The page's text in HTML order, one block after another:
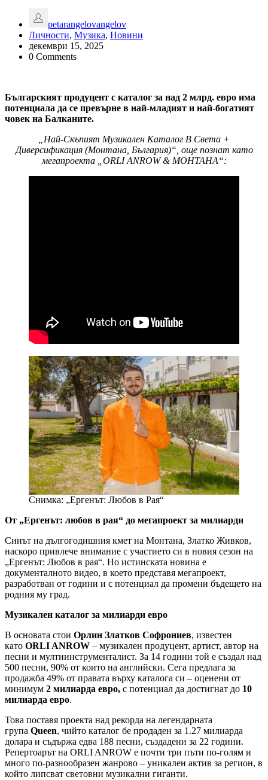
petarangelovangelov
Личности, Музика, Новини
декември 15, 2025
0 Comments
Българският продуцент с каталог за над 2 млрд. евро има
потенциала да се превърне в най-младият и най-богатият
човек на Балканите.
„Най-Скъпият Музикален Каталог В Света +
Диверсификация (Монтана, България)“, още познат като
мегапроекта „ORLI ANROW & МОНТАНА“:
Снимка: „Ергенът: Любов в Рая“
От „Ергенът: любов в рая“ до мегапроект за милиарди
Синът на дългогодишния кмет на Монтана, Златко Живков,
наскоро привлече внимание с участието си в новия сезон на
„Ергенът: Любов в рая“. Но истинската новина е
документалното видео, в което представя мегапроект,
разработван от години и с потенциал да промени бъдещето на
родния му град.
Музикален каталог за милиарди евро
В основата стои Орлин Златков Софрониев, известен
като ORLI ANROW – музикален продуцент, артист, автор на
песни и мултиинструменталист. За 14 години той е създал над
500 песни, 90% от които на английски. Сега предлага за
продажба 49% от правата върху каталога си – оценени от
минимум 2 милиарда евро, с потенциал да достигнат до 10
милиарда евро.
Това поставя проекта над рекорда на легендарната
група Queen, чийто каталог бе продаден за 1.27 милиарда
долара и съдържа едва 188 песни, създадени за 22 години.
Репертоарът на ORLI ANROW е почти три пъти по-голям и
много по-разнообразен жанрово – уникален актив за регион, в
който липсват световни музикални гиганти.